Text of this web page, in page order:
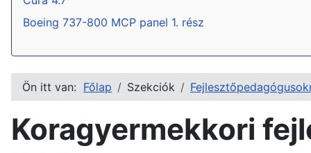
Boeing 737-800 MCP panel 1. rész
Ön itt van: Főlap Szekciók
Koragyermekkori